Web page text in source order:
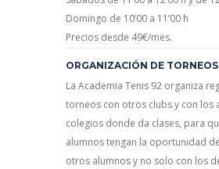
Domingo de 10’00 a 11’00 h
Precios desde 49€/mes.
ORGANIZACIÓN DE
La Academia Tenis 92 organiza
torneos con otros clubs y con los
colegios donde da clases, para
alumnos tengan la oportunidad
otros alumnos y no solo con los